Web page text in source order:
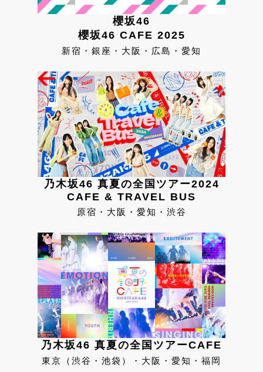
櫻坂46
櫻坂46 CAFE 2025
新宿・銀座・大阪・広島・愛知
乃木坂46 真夏の全国ツアー2024
CAFE & TRAVEL BUS
原宿・大阪・愛知・渋谷
乃木坂46 真夏の全国ツアーCAFE
東京（渋谷・池袋）・大阪・愛知・福岡